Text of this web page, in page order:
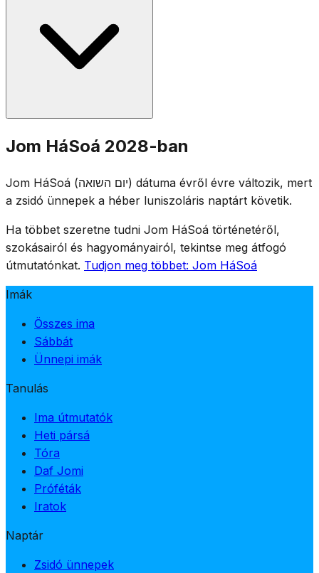
áldozatot jelképezve) és az áldozatok neveinek
felolvasása szerepel. A zászlókat félárbócra engedik.
A Jom HáSoát 1953-ban alapította az izraeli Kneszet. A
Niszán 27-i dátumot a varsói gettófelkelés
évfordulójához való közelsége miatt választották (1943.
Niszán 15.), elkerülve az ütközést Peszáchhal.
Jom HáSoá 2028-ban
Jom HáSoá (יום השואה) dátuma évről évre változik, mert
a zsidó ünnepek a héber luniszoláris naptárt követik.
Ha többet szeretne tudni Jom HáSoá történetéről,
szokásairól és hagyományairól, tekintse meg átfogó
útmutatónkat. Tudjon meg többet: Jom HáSoá
Imák
Összes ima
Sábbát
Ünnepi imák
Tanulás
Ima útmutatók
Heti pársá
Tóra
Daf Jomi
Próféták
Iratok
Naptár
Zsidó ünnepek